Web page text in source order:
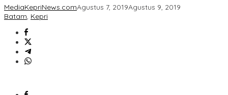
MediaKepriNews.comAgustus 7, 2019Agustus 9, 2019
Batam, Kepri